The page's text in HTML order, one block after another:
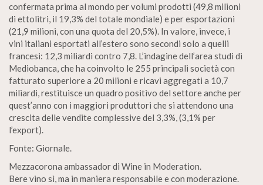
confermata prima al mondo per volumi prodotti (49,8 milioni
di ettolitri, il 19,3% del totale mondiale) e per esportazioni
(21,9 milioni, con una quota del 20,5%). In valore, invece, i
vini italiani esportati all’estero sono secondi solo a quelli
francesi: 12,3 miliardi contro 7,8. L’indagine dell’area studi di
Mediobanca, che ha coinvolto le 255 principali società con
fatturato superiore a 20 milioni e ricavi aggregati a 10,7
miliardi, restituisce un quadro positivo del settore anche per
quest’anno con i maggiori produttori che si attendono una
crescita delle vendite complessive del 3,3%, (3,1% per
l’export).
Fonte: Giornale.
Mezzacorona ambassador di Wine in Moderation.
Bere vino sì, ma in maniera responsabile e con moderazione.